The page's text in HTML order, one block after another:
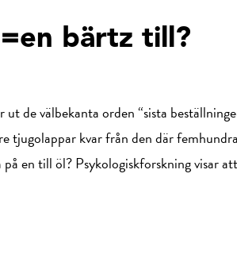
bärtz till?
de välbekanta orden “sista
tjugolappar kvar från den där
på en till öl? Psykologiskforskning visar